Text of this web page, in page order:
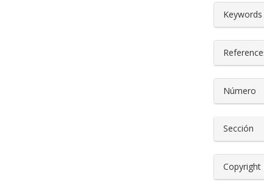
Keywords
Número
Sección